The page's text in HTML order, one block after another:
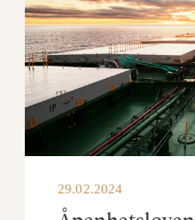
29.02.2024